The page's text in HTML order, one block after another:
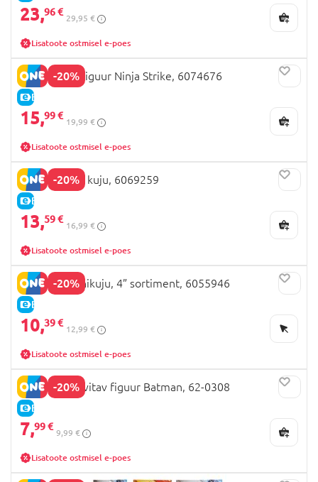
23,96 €
29,95 €
Lisatoote ostmisel e-poes
-20%
E-HIND
BATMAN 6" figuur Ninja Strike, 6074676
15,99 €
19,99 €
Lisatoote ostmisel e-poes
-20%
E-HIND
BATMAN 12” kuju, 6069259
13,59 €
16,99 €
Lisatoote ostmisel e-poes
-20%
E-HIND
BATMAN põhikuju, 4” sortiment, 6055946
10,39 €
12,99 €
Lisatoote ostmisel e-poes
-20%
E-HIND
BATMAN värvitav figuur Batman, 62-0308
7,99 €
9,99 €
Lisatoote ostmisel e-poes